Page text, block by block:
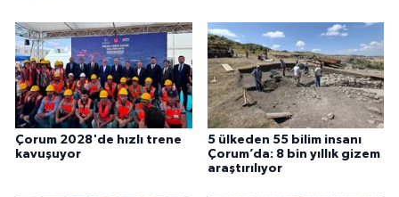
Çorum 2028'de hızlı trene
kavuşuyor
5 ülkeden 55 bilim insanı
Çorum’da: 8 bin yıllık gizem
araştırılıyor